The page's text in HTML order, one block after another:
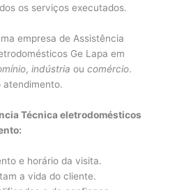
os serviços executados.
empresa de Assistência
Ge Lapa em
,indústria oucomércio.
atendimento.
Técnica eletrodomésticos
e horário da visita.
a vida do cliente.